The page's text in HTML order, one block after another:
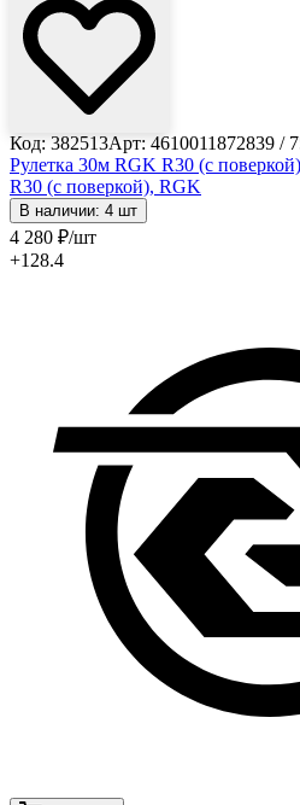
Код: 382513Арт: 4610011872839 /
Рулетка 30м RGK R30 (с
R30 (с поверкой), RGK
В наличии: 4 шт
4 280 ₽/шт
+128.4